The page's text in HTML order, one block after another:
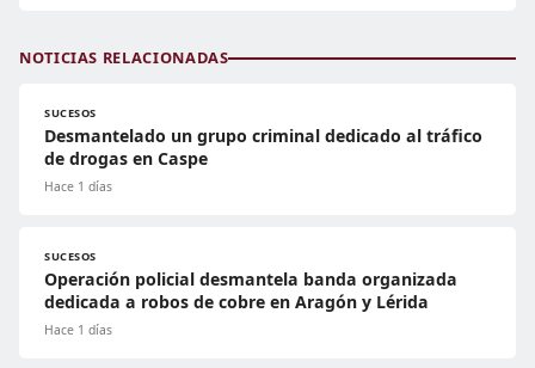
NOTICIAS RELACIONADAS
SUCESOS
Desmantelado un grupo criminal dedicado al tráfico
de drogas en Caspe
Hace 1 días
SUCESOS
Operación policial desmantela banda organizada
dedicada a robos de cobre en Aragón y Lérida
Hace 1 días